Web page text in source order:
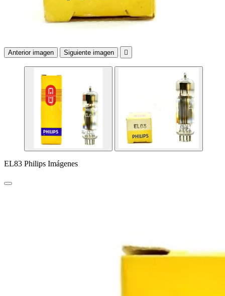
Anterior imagen Siguiente imagen 
EL83 Philips Imágenes